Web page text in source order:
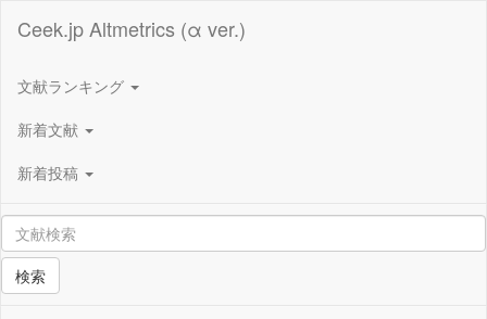
Ceek.jp Altmetrics (α ver.)
文献ランキング
新着文献
新着投稿
検索